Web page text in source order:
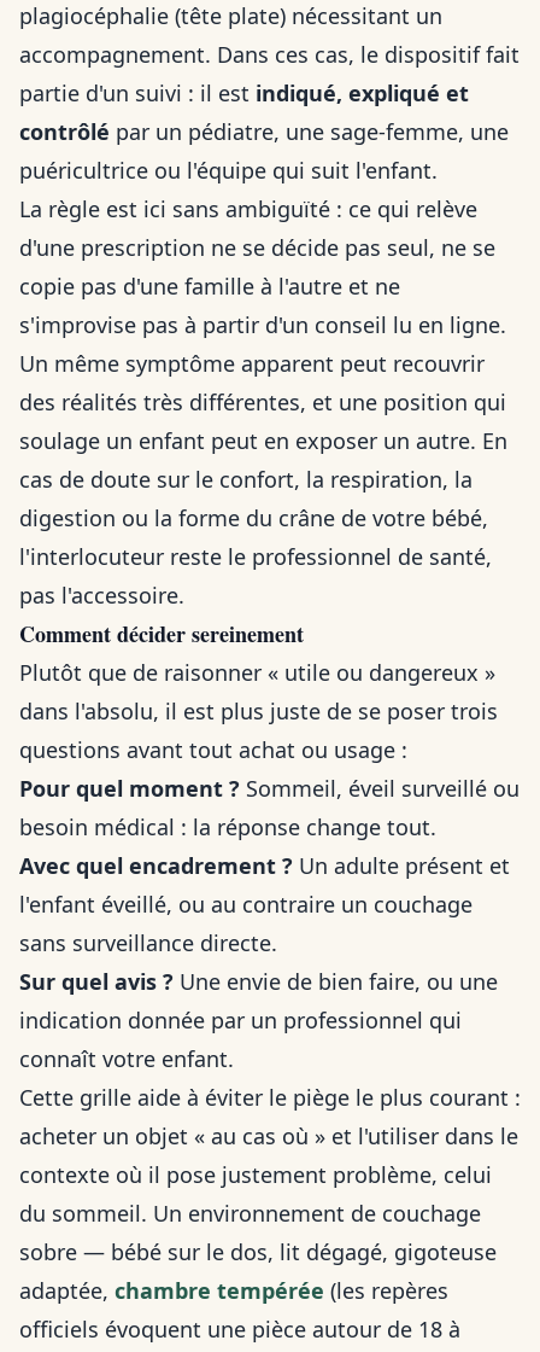
plagiocéphalie (tête plate) nécessitant un
accompagnement. Dans ces cas, le dispositif fait
partie d'un suivi : il est indiqué, expliqué et
contrôlé par un pédiatre, une sage-femme, une
puéricultrice ou l'équipe qui suit l'enfant.
La règle est ici sans ambiguïté : ce qui relève
d'une prescription ne se décide pas seul, ne se
copie pas d'une famille à l'autre et ne
s'improvise pas à partir d'un conseil lu en ligne.
Un même symptôme apparent peut recouvrir
des réalités très différentes, et une position qui
soulage un enfant peut en exposer un autre. En
cas de doute sur le confort, la respiration, la
digestion ou la forme du crâne de votre bébé,
l'interlocuteur reste le professionnel de santé,
pas l'accessoire.
Comment décider sereinement
Plutôt que de raisonner « utile ou dangereux »
dans l'absolu, il est plus juste de se poser trois
questions avant tout achat ou usage :
Pour quel moment ? Sommeil, éveil surveillé ou
besoin médical : la réponse change tout.
Avec quel encadrement ? Un adulte présent et
l'enfant éveillé, ou au contraire un couchage
sans surveillance directe.
Sur quel avis ? Une envie de bien faire, ou une
indication donnée par un professionnel qui
connaît votre enfant.
Cette grille aide à éviter le piège le plus courant :
acheter un objet « au cas où » et l'utiliser dans le
contexte où il pose justement problème, celui
du sommeil. Un environnement de couchage
sobre — bébé sur le dos, lit dégagé, gigoteuse
adaptée, chambre tempérée (les repères
officiels évoquent une pièce autour de 18 à